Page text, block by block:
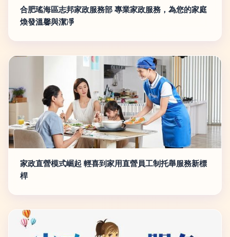
合肥瑤海區志邦家政服務部 專業家政服務，為您的家庭
煥發溫馨與潔凈
家政直營模式崛起 輕喜到家用直營員工制托舉服務新標
桿